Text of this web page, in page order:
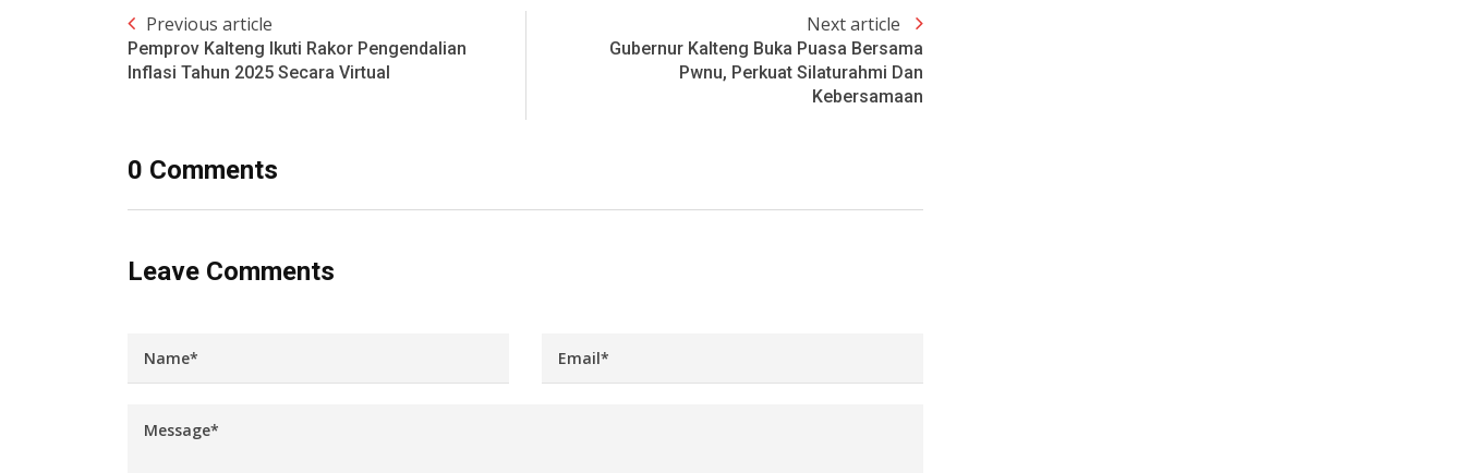
Previous article
Pemprov Kalteng Ikuti Rakor Pengendalian
Inflasi Tahun 2025 Secara Virtual
Next article
Gubernur Kalteng Buka Puasa Bersama
Pwnu, Perkuat Silaturahmi Dan
Kebersamaan
0 Comments
Leave Comments